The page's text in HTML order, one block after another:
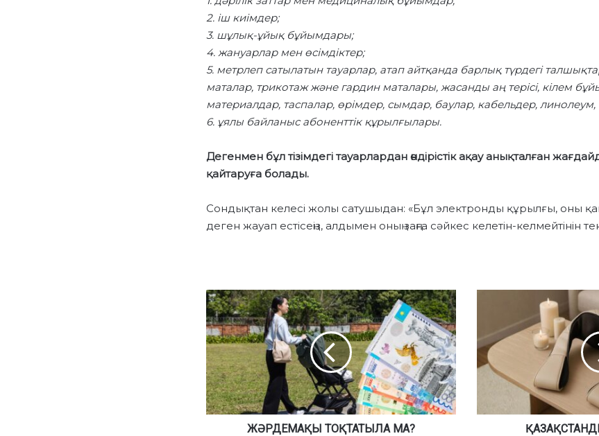
2. іш киімдер;
3. шұлық-ұйық бұйымдары;
4. жануарлар мен өсімдіктер;
5. метрлеп сатылатын тауарлар, атап айтқанда барлық түрдегі
маталар, трикотаж және гардин маталары, жасанды аң терісі, кілем
материалдар, таспалар, өрімдер, сымдар, баулар, кабельдер,
6. ұялы байланыс абоненттік құрылғылары.
Дегенмен бұл тізімдегі тауарлардан өндірістік ақау анықталған
қайтаруға болады.
Сондықтан келесі жолы сатушыдан: «Бұл электронды құрылғы, оны
деген жауап естісеңіз, алдымен оның заңға сәйкес келетін-келмейтінін
Ж
Ә
Р
Д
Е
М
А
Қ
Ы
ЖӘРДЕМАҚЫ ТОҚТАТЫЛА МА?
А
С
Н